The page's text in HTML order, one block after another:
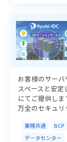
お客様のサー
スペースと安
にてご提供しま
万全のセキュ
業種共通 BCP
データセンター